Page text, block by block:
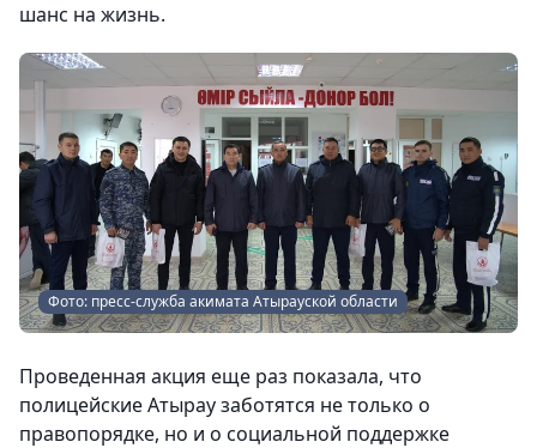
шанс на жизнь.
Фото: пресс-служба акимата Атырауской области
Проведенная акция еще раз показала, что
полицейские Атырау заботятся не только о
правопорядке, но и о социальной поддержке